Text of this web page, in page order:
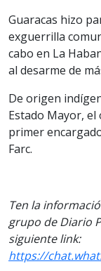
Guaracas hizo
exguerrilla
cabo en La
al desarme de
De origen
Estado Mayor,
primer
Farc.
Ten la
grupo de Diario
siguiente link:
https://